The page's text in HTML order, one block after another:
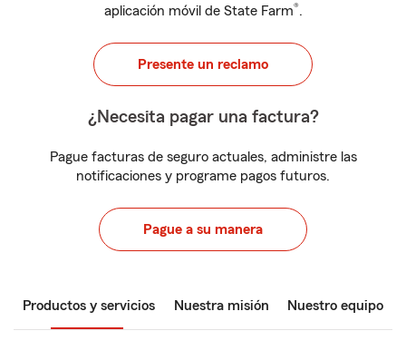
aplicación móvil de State Farm®.
Presente un reclamo
¿Necesita pagar una factura?
Pague facturas de seguro actuales, administre las
notificaciones y programe pagos futuros.
Pague a su manera
Productos y servicios Nuestra misión Nuestro equipo